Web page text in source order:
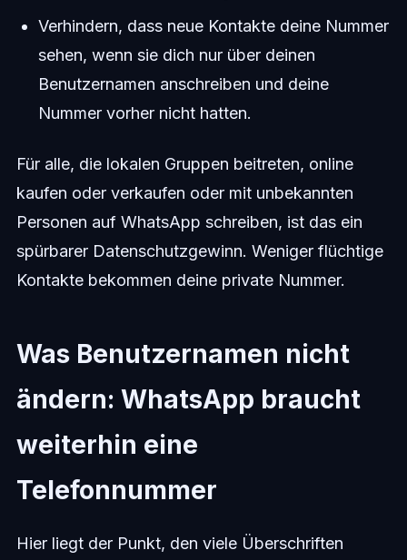
Verhindern, dass neue Kontakte deine Nummer
sehen, wenn sie dich nur über deinen
Benutzernamen anschreiben und deine
Nummer vorher nicht hatten.
Für alle, die lokalen Gruppen beitreten, online
kaufen oder verkaufen oder mit unbekannten
Personen auf WhatsApp schreiben, ist das ein
spürbarer Datenschutzgewinn. Weniger flüchtige
Kontakte bekommen deine private Nummer.
Was Benutzernamen nicht
ändern: WhatsApp braucht
weiterhin eine
Telefonnummer
Hier liegt der Punkt, den viele Überschriften